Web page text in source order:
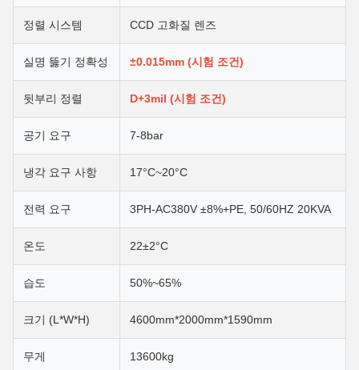
정렬 시스템 CCD 고화질 렌즈
실명 뚫기 정확성 ±0.015mm (시험 조건)
뒷부리 정렬 D+3mil (시험 조건)
공기 요구 7-8bar
냉각 요구 사항 17°C~20°C
전력 요구 3PH-AC380V ±8%+PE, 50/60HZ 20KVA
온도 22±2°C
습도 50%~65%
크기 (L*W*H) 4600mm*2000mm*1590mm
무게 13600kg